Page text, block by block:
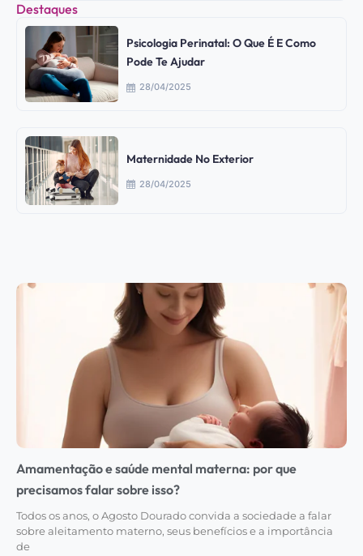
Destaques
Psicologia Perinatal: O Que É E Como
Pode Te Ajudar
28/04/2025
Maternidade No Exterior
28/04/2025
Amamentação e saúde mental materna: por que
precisamos falar sobre isso?
Todos os anos, o Agosto Dourado convida a sociedade a falar
sobre aleitamento materno, seus benefícios e a importância
de